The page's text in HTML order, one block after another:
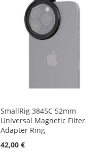
SmallRig 3845C 52mm
Universal Magnetic Filter
Adapter Ring
42,00 €